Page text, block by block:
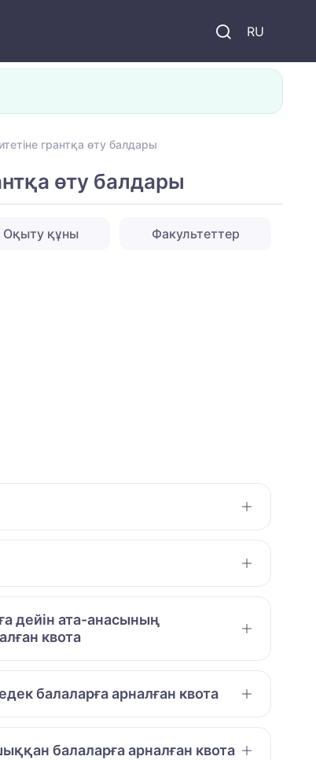
RU
грантқа өту балдары
өту балдары
Оқыту құны Факультеттер
дейін ата-анасының
квота
балаларға арналған квота
балаларға арналған квота